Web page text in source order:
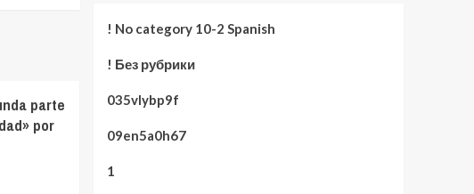
parte
por
! No category 10-2 Spanish
! Без рубрики
035vlybp9f
09en5a0h67
1